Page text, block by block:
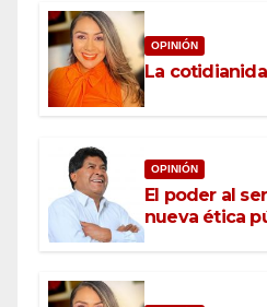
OPINIÓN
La
OPINIÓN
El poder al
nueva ética